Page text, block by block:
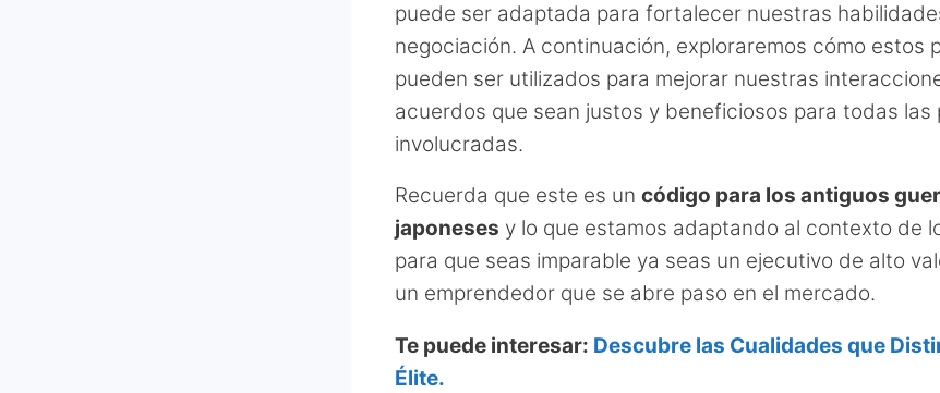
puede ser adaptada para fortalecer nuestras
negociación. A continuación, exploraremos cómo estos
pueden ser utilizados para mejorar nuestras
acuerdos que sean justos y beneficiosos para todas las
involucradas.
Recuerda que este es un código para los antiguos
japoneses y lo que estamos adaptando al contexto de
para que seas imparable ya seas un ejecutivo de alto
un emprendedor que se abre paso en el mercado.
Te puede interesar: Descubre las Cualidades que
Élite.